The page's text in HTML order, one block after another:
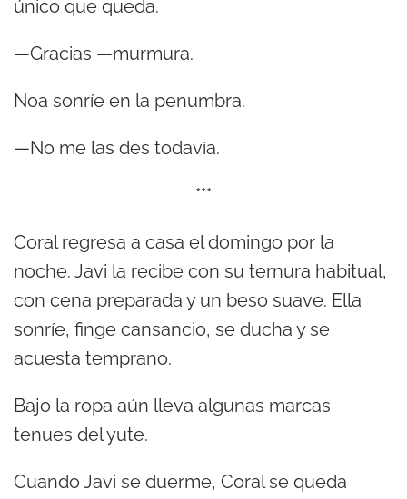
único que queda.
—Gracias —murmura.
Noa sonríe en la penumbra.
—No me las des todavía.
***
Coral regresa a casa el domingo por la
noche. Javi la recibe con su ternura habitual,
con cena preparada y un beso suave. Ella
sonríe, finge cansancio, se ducha y se
acuesta temprano.
Bajo la ropa aún lleva algunas marcas
tenues del yute.
Cuando Javi se duerme, Coral se queda